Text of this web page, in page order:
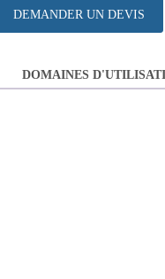
DEMANDER UN DEVIS
DOMAINES